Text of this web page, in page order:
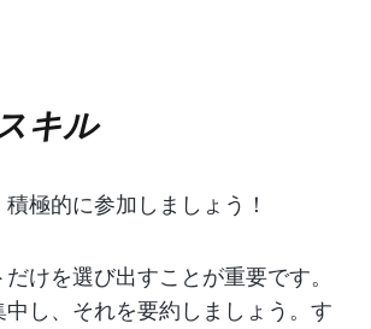
キル
極的に参加しましょう！
けを選び出すことが重要です。
し、それを要約しましょう。す